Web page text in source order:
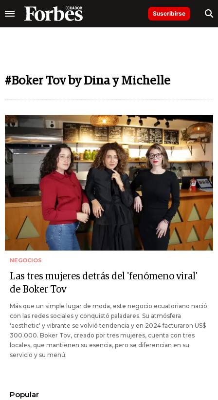
Suscribirse
#Boker Tov by Dina y Michelle
NEGOCIOS
Las tres mujeres detrás del 'fenómeno viral'
de Boker Tov
Más que un simple lugar de moda, este negocio ecuatoriano nació
con las redes sociales y conquistó paladares. Su atmósfera
'aesthetic' y vibrante se volvió tendencia y en 2024 facturaron US$
300.000. Boker Tov, creado por tres mujeres, cuenta con tres
locales, que mantienen su esencia, pero se diferencian en su
servicio y su menú.
Popular